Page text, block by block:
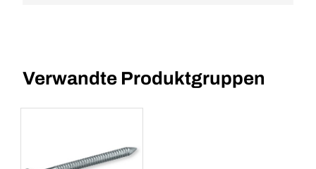
Verwandte Produktgruppen